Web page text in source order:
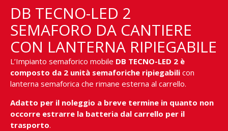
DB TECNO-LED 2
SEMAFORO DA CANTIERE
CON LANTERNA RIPIEGABILE
L’Impianto semaforico mobile DB TECNO-LED 2 è
composto da 2 unità semaforiche ripiegabili con
lanterna semaforica che rimane esterna al carrello.
Adatto per il noleggio a breve termine in quanto non
occorre estrarre la batteria dal carrello per il
trasporto.